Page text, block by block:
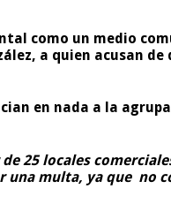
como un medio
a quien acusan de
en nada a la
25 locales
multa, ya que no